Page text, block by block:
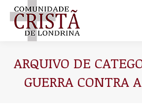
ARQUIVO DE
GUERRA CONTRA